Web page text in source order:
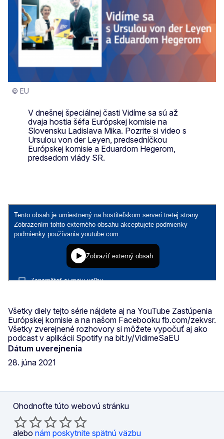
© EU
V dnešnej špeciálnej časti Vidíme sa sú až
dvaja hostia šéfa Európskej komisie na
Slovensku Ladislava Mika. Pozrite si video s
Ursulou von der Leyen, predsedníčkou
Európskej komisie a Eduardom Hegerom,
predsedom vlády SR.
Všetky diely tejto série nájdete aj na YouTube Zastúpenia
Európskej komisie a na našom Facebooku fb.com/zekvsr.
Všetky zverejnené rozhovory si môžete vypočuť aj ako
podcast v aplikácii Spotify na bit.ly/VidimeSaEU
Dátum uverejnenia
28. júna 2021
Ohodnoťte túto webovú stránku
alebo nám poskytnite spätnú väzbu